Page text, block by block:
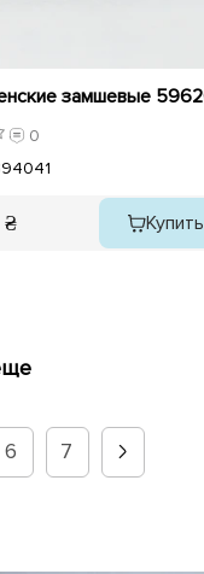
0
4041
Купить
6 7